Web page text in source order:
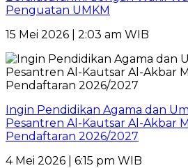
Penguatan UMKM
15 Mei 2026 | 2:03 am WIB
Ingin Pendidikan Agama dan
Pesantren Al-Kautsar Al-Akbar
Pendaftaran 2026/2027
4 Mei 2026 | 6:15 pm WIB